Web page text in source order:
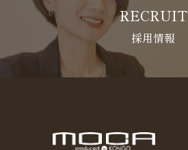
RECRUIT
採用情報